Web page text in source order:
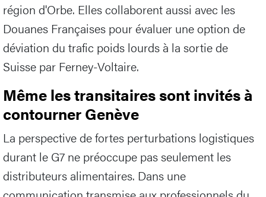
région d'Orbe. Elles collaborent aussi avec les
Douanes Françaises pour évaluer une option de
déviation du trafic poids lourds à la sortie de
Suisse par Ferney-Voltaire.
Même les transitaires sont invités à
contourner Genève
La perspective de fortes perturbations logistiques
durant le G7 ne préoccupe pas seulement les
distributeurs alimentaires. Dans une